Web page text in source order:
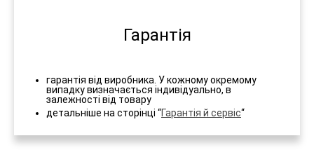
Гарантія
гарантія від виробника. У кожному окремому
випадку визначається індивідуально, в
залежності від товару
детальніше на сторінці “Гарантія й сервіс“